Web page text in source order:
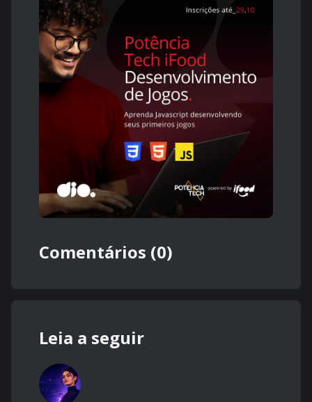
Comentários (0)
Leia a seguir